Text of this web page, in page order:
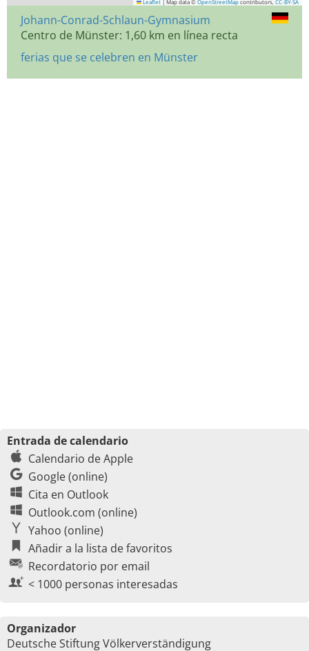
Leaflet Map data © OpenStreetMap contributors, CC-BY-SA
Johann-Conrad-Schlaun-Gymnasium
Centro de Münster: 1,60 km en línea recta
ferias que se celebren en Münster
Entrada de calendario
Calendario de Apple
Google (online)
Cita en Outlook
Outlook.com (online)
Yahoo (online)
Añadir a la lista de favoritos
Recordatorio por email
< 1000 personas interesadas
Organizador
Deutsche Stiftung Völkerverständigung